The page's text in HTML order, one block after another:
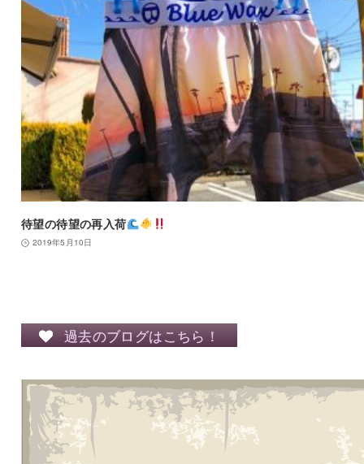
待望の待望の再入荷
2019年5月10日
過去のブログはこちら！